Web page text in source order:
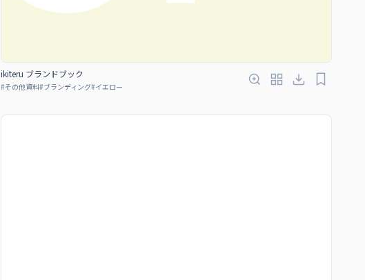
ikiteru ブランドブック
#その他資料#ブランディング#イエロー